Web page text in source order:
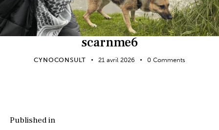
scarnme6
CYNOCONSULT 21 avril 2026 0 Comments
Published in